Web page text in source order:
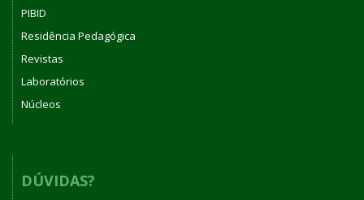
PIBID
Residência Pedagógica
Revistas
Laboratórios
Núcleos
DÚVIDAS?